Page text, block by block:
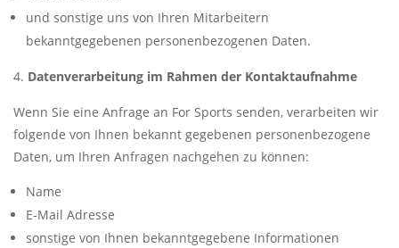
und sonstige uns von Ihren Mitarbeitern
bekanntgegebenen personenbezogenen Daten.
Datenverarbeitung im Rahmen der Kontaktaufnahme
Wenn Sie eine Anfrage an For Sports senden, verarbeiten wir
folgende von Ihnen bekannt gegebenen personenbezogene
Daten, um Ihren Anfragen nachgehen zu können:
Name
E-Mail Adresse
sonstige von Ihnen bekanntgegebene Informationen